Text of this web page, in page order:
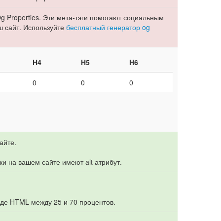
Properties. Эти мета-тэги помогают социальным
сайт. Используйте бесплатный генератор og
H4 H5 H6
0 0 0
на вашем сайте имеют alt атрибут.
HTML между 25 и 70 процентов.